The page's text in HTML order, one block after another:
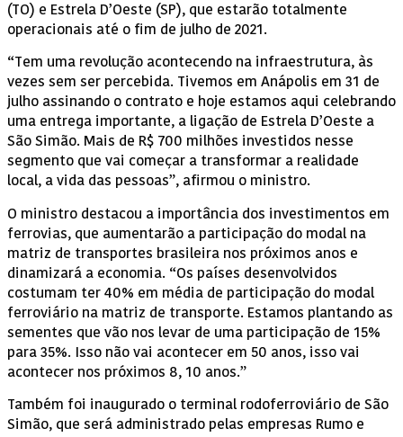
(TO) e Estrela D’Oeste (SP), que estarão totalmente
operacionais até o fim de julho de 2021.
“Tem uma revolução acontecendo na infraestrutura, às
vezes sem ser percebida. Tivemos em Anápolis em 31 de
julho assinando o contrato e hoje estamos aqui celebrando
uma entrega importante, a ligação de Estrela D’Oeste a
São Simão. Mais de R$ 700 milhões investidos nesse
segmento que vai começar a transformar a realidade
local, a vida das pessoas”, afirmou o ministro.
O ministro destacou a importância dos investimentos em
ferrovias, que aumentarão a participação do modal na
matriz de transportes brasileira nos próximos anos e
dinamizará a economia. “Os países desenvolvidos
costumam ter 40% em média de participação do modal
ferroviário na matriz de transporte. Estamos plantando as
sementes que vão nos levar de uma participação de 15%
para 35%. Isso não vai acontecer em 50 anos, isso vai
acontecer nos próximos 8, 10 anos.”
Também foi inaugurado o terminal rodoferroviário de São
Simão, que será administrado pelas empresas Rumo e